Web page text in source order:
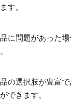
す。
に問題があった
の選択肢が豊富
できます。